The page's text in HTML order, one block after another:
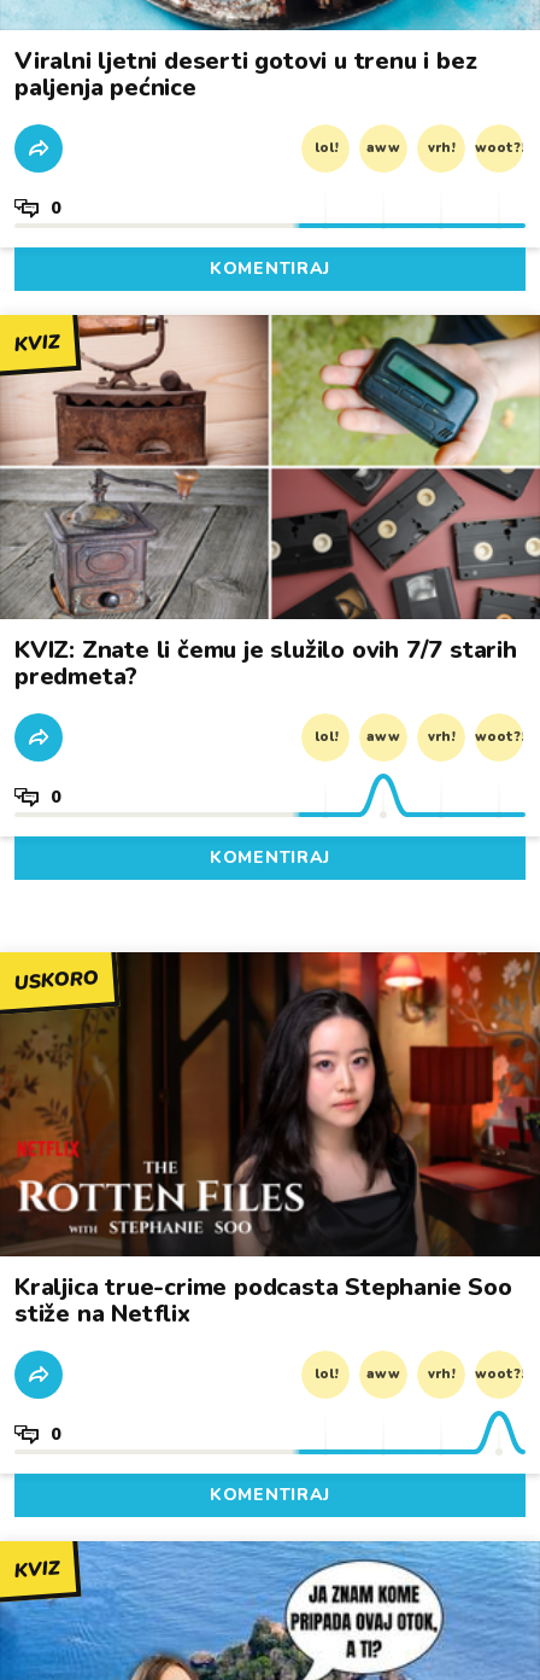
Viralni ljetni deserti gotovi u trenu i bez
paljenja pećnice
lol! aww vrh! woot?!
0
KOMENTIRAJ
KVIZ
KVIZ: Znate li čemu je služilo ovih 7/7 starih
predmeta?
lol! aww vrh! woot?!
0
KOMENTIRAJ
USKORO
Kraljica true-crime podcasta Stephanie Soo
stiže na Netflix
lol! aww vrh! woot?!
0
KOMENTIRAJ
KVIZ